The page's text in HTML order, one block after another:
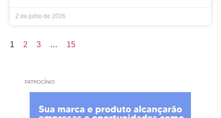
2 de julho de 2026
1 2 3 … 15
PATROCÍNIO